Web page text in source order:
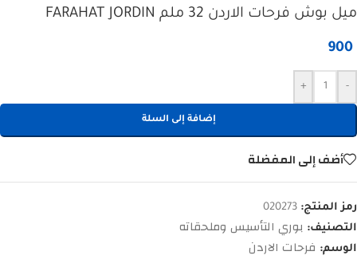
ميل بوش فرحات الاردن 32 ملم FARAHAT JORDIN
900
-
+
إضافة إلى السلة
أضف إلى المفضلة
رمز المنتج: 020273
التصنيف: بوري التأسيس وملحقاته
الوسم: فرحات الاردن